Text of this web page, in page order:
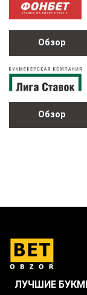
Обзор
Обзор
ЛУЧШИЕ